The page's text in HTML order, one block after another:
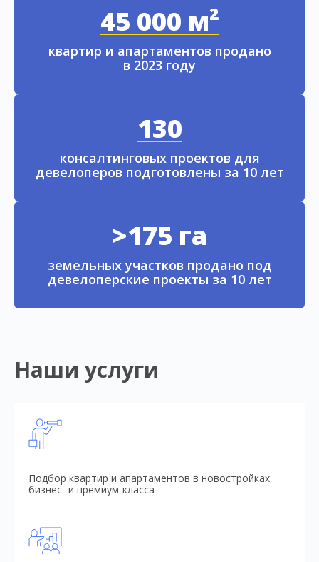
45 000 м²
квартир и апартаментов продано
в 2023 году
130
консалтинговых проектов для
девелоперов подготовлены за 10 лет
>175 га
земельных участков продано под
девелоперские проекты за 10 лет
Наши услуги
Подбор квартир и апартаментов в новостройках
бизнес- и премиум-класса